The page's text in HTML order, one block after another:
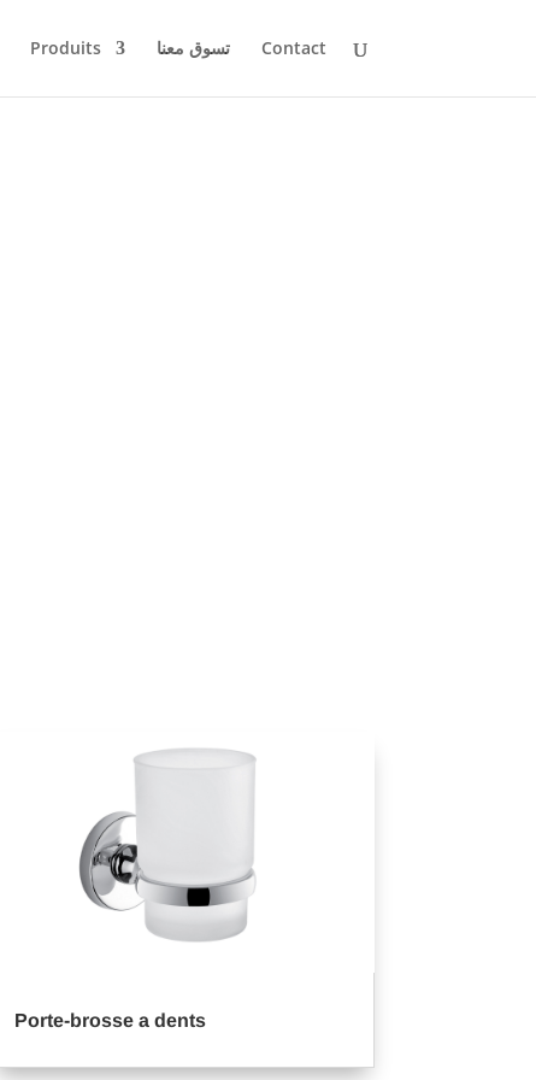
Produits تسوق معنا Contact
Porte-brosse a dents